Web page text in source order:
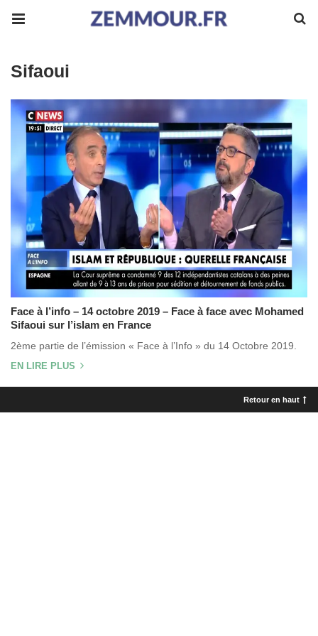
Sifaoui
Face à l’info – 14 octobre 2019 – Face à face avec Mohamed
Sifaoui sur l’islam en France
2ème partie de l’émission « Face à l’Info » du 14 Octobre 2019.
EN LIRE PLUS
Retour en haut